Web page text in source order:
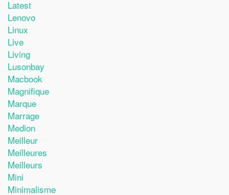
Latest
Lenovo
Linux
Live
Living
Lusonbay
Macbook
Magnifique
Marque
Marrage
Medion
Meilleur
Meilleures
Meilleurs
Mini
Minimalisme